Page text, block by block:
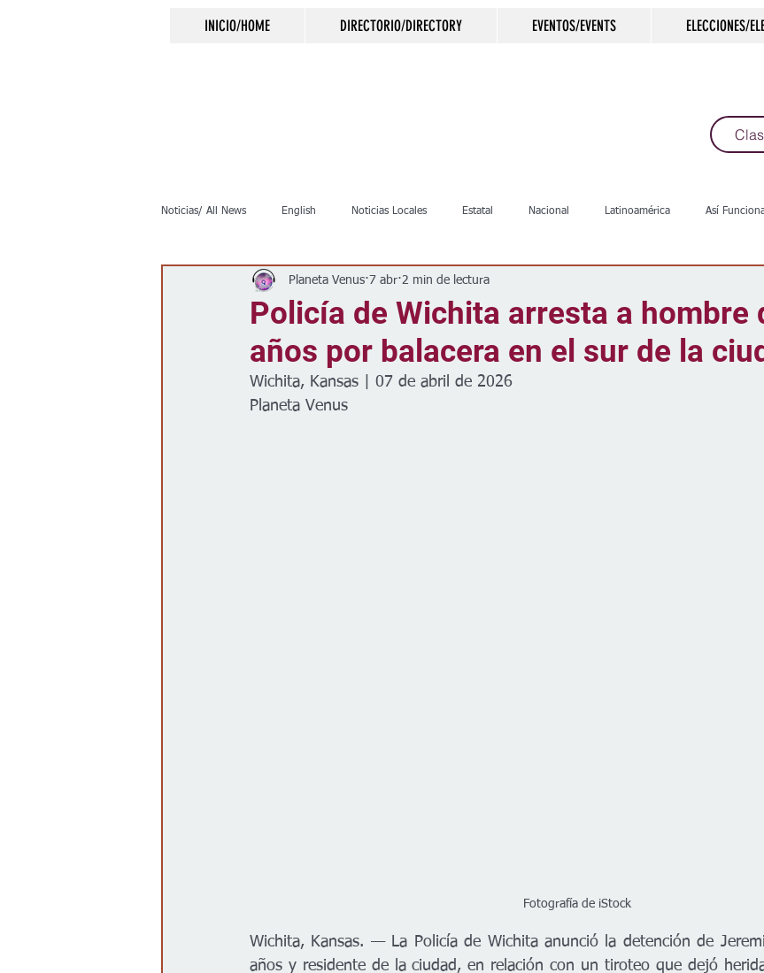
INICIO/HOME DIRECTORIO/DIRECTORY EVENTOS/EVENTS ELECCIONES/
Noticias/ All News English Noticias Locales Estatal Nacional Latinoamérica Así
Inmigración Crimen Negocios Salud
Clima Vivienda Escuelas Calles Desamparados Carreteras
Policía de Wichita arresta a hombre
años por balacera en el sur de la
Planeta Venus 7 abr 2 min de lectura
Wichita, Kansas | 07 de abril de 2026
Planeta Venus
Fotografía de iStock
Wichita, Kansas. — La Policía de Wichita anunció la detención de
años y residente de la ciudad, en relación con un tiroteo que dejó